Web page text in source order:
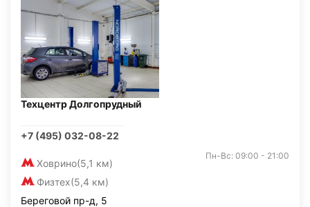
Техцентр Долгопрудный
+7 (495) 032-08-22
Ховрино(5,1 км)
Физтех(5,4 км)
Пн-Вс: 09:00 - 21:00
Береговой пр-д, 5